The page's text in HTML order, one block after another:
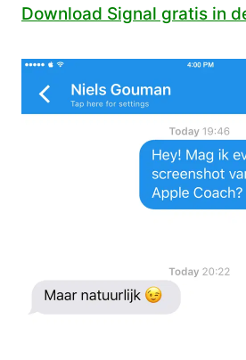
Download Signal gratis in